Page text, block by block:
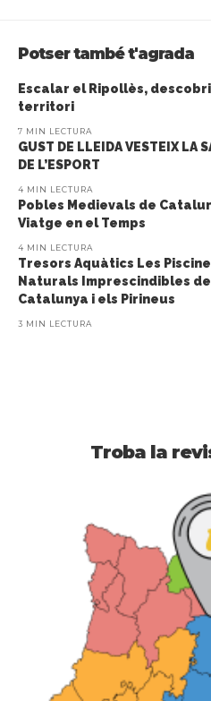
Potser també t'agrada
Escalar el Ripollès,
territori
7 MIN LECTURA
GUST DE LLEIDA VESTEIX LA
DE L’ESPORT
4 MIN LECTURA
Pobles Medievals de
Viatge en el Temps
4 MIN LECTURA
Tresors Aquàtics Les
Naturals Imprescindibles de
Catalunya i els Pirineus
3 MIN LECTURA
Troba la